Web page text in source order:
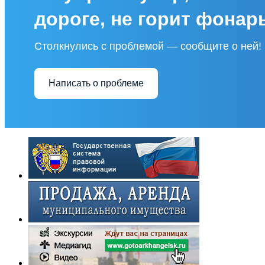
дороге, не горит
Столкнулись с проблемой — сообщите о ней!
Написать о проблеме